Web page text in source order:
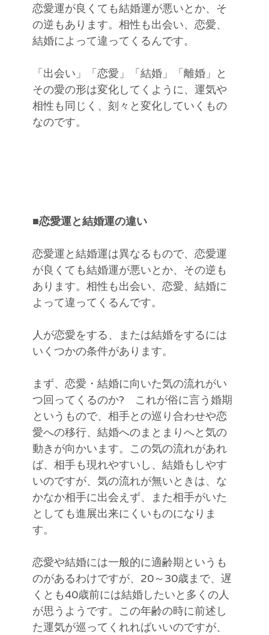
恋愛運が良くても結婚運が悪いとか、そ
の逆もあります。相性も出会い、恋愛、
結婚によって違ってくるんです。
「出会い」「恋愛」「結婚」「離婚」と
その愛の形は変化してくように、運気や
相性も同じく、刻々と変化していくもの
なのです。
■恋愛運と結婚運の違い
恋愛運と結婚運は異なるもので、恋愛運
が良くても結婚運が悪いとか、その逆も
あります。相性も出会い、恋愛、結婚に
よって違ってくるんです。
人が恋愛をする、または結婚をするには
いくつかの条件があります。
まず、恋愛・結婚に向いた気の流れがい
つ回ってくるのか? これが俗に言う婚期
というもので、相手との巡り合わせや恋
愛への移行、結婚へのまとまりへと気の
動きが向かいます。この気の流れがあれ
ば、相手も現れやすいし、結婚もしやす
いのですが、気の流れが無いときは、な
かなか相手に出会えず、また相手がいた
としても進展出来にくいものになりま
す。
恋愛や結婚には一般的に適齢期というも
のがあるわけですが、20～30歳まで、遅
くとも40歳前には結婚したいと多くの人
が思うようです。この年齢の時に前述し
た運気が巡ってくれればいいのですが、